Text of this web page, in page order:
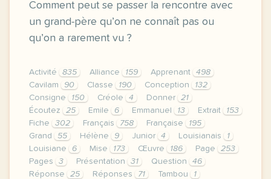
Comment peut se passer la rencontre avec
un grand-père qu’on ne connaît pas ou
qu’on a rarement vu ?
Activité 835 Alliance 159 Apprenant
498
Cavilam
90 Classe 190 Conception
132
Consigne
150 Créole 4 Donner
21
Écoutez
25 Emile 6 Emmanuel 13 Extrait
153
Fiche
302 Français 758 Française
195
Grand
55 Hélène 9 Junior 4 Louisianais
1
Louisiane
6 Mise 173 Œuvre 186 Page
253
Pages
3 Présentation 31 Question
46
Réponse
25 Réponses 71 Tambou 1